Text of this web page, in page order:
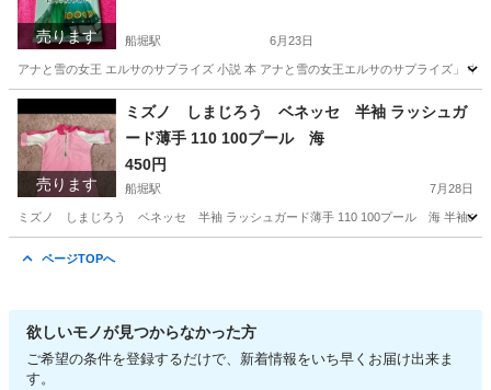
売ります 船堀駅 6月23日
アナと雪の女王 エルサのサプライズ 小説 本 アナと雪の女王エルサのサプライズ」
東京 江戸川区 船堀駅 ノベルティグッズ ヴィクトリア
売ります
ミズノ しまじろう ベネッセ 半袖 ラッシュガ
ード薄手 110 100プール 海
450円
船堀駅 7月28日
ミズノ しまじろう ベネッセ 半袖 ラッシュガード薄手 110 100プール 海 半袖のラ
ページTOPへ
欲しいモノが見つからなかった方
ご希望の条件を登録するだけで、新着情報をいち早くお届け出来ま
す。